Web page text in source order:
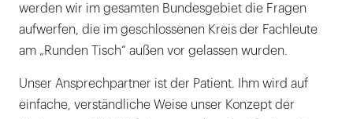
werden wir im gesamten Bundesgebiet die Fragen
aufwerfen, die im geschlossenen Kreis der Fachleute
am „Runden Tisch“ außen vor gelassen wurden.
Unser Ansprechpartner ist der Patient. Ihm wird auf
einfache, verständliche Weise unser Konzept der